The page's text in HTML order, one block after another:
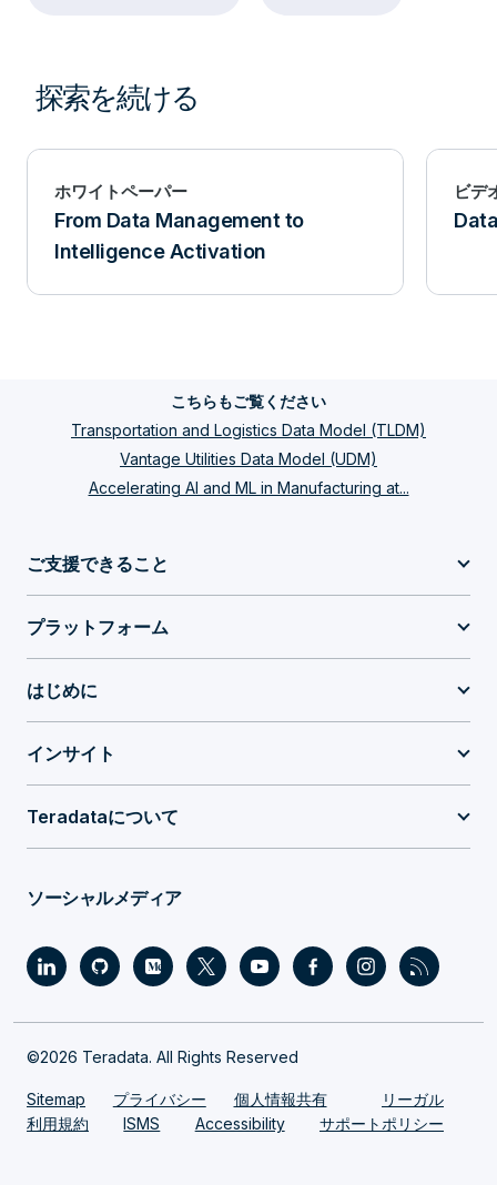
探索を続ける
ホワイトペーパー
From Data Management to
Intelligence Activation
ビデ
こちらもご覧ください
Transportation and Logistics Data Model (TLDM)
Vantage Utilities Data Model (UDM)
Accelerating AI and ML in Manufacturing at...
ご支援できること
プラットフォーム
はじめに
インサイト
Teradataについて
ソーシャルメディア
©2026 Teradata. All Rights Reserved
Sitemap プライバシー 個人情報共有
リーガル
利用規約
ISMS Accessibility サポートポリシー